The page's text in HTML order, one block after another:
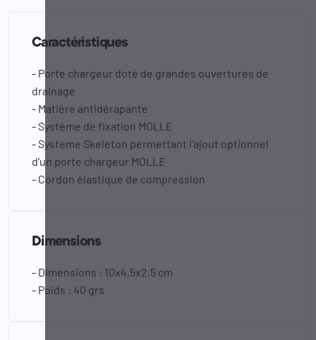
Caractéristiques
- Porte chargeur doté de grandes ouvertures de
drainage
- Matière antidérapante
- Système de fixation MOLLE
- Système Skeleton permettant l'ajout optionnel
d'un porte chargeur MOLLE
- Cordon élastique de compression
Dimensions
- Dimensions : 10x4,5x2,5 cm
- Poids : 40 grs